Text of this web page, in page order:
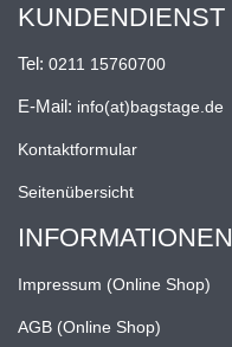
KUNDENDIENST
Tel: 0211 15760700
E-Mail: info(at)bagstage.de
Kontaktformular
Seitenübersicht
INFORMATIONEN
Impressum (Online Shop)
AGB (Online Shop)